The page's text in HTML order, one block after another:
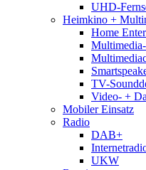
UHD-
Heimkino +
Home
TV-
Video- +
Mobiler Einsatz
Radio
DAB+
UKW